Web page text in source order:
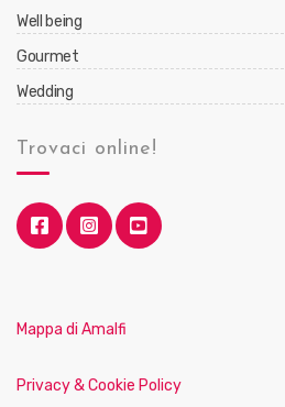
Well being
Gourmet
Wedding
Trovaci online!
Mappa di Amalfi
Privacy & Cookie Policy